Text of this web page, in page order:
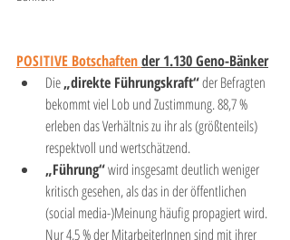
POSITIVE Botschaften der 1.130 Geno-Bänker
Die „direkte Führungskraft“ der Befragten
bekommt viel Lob und Zustimmung. 88,7 %
erleben das Verhältnis zu ihr als (größtenteils)
respektvoll und wertschätzend.
„Führung“ wird insgesamt deutlich weniger
kritisch gesehen, als das in der öffentlichen
(social media-)Meinung häufig propagiert wird.
Nur 4,5 % der MitarbeiterInnen sind mit ihrer